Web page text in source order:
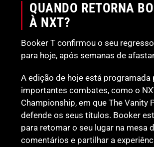
QUANDO RETORNA
À NXT?
Booker T confirmou o seu
para hoje, após semanas de
A edição de hoje está programada
importantes combates, como o
Championship, em que The Vanity
defende os seus títulos. Booker
para retomar o seu lugar na mesa
comentários e partilhar a